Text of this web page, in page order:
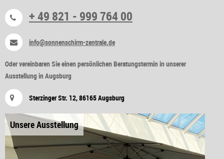
+ 49 821 - 999 764 00
info@sonnenschirm-zentrale.de
Oder vereinbaren Sie einen persönlichen Beratungstermin in unserer
Ausstellung in Augsburg
Sterzinger Str. 12, 86165 Augsburg
Unsere Ausstellung